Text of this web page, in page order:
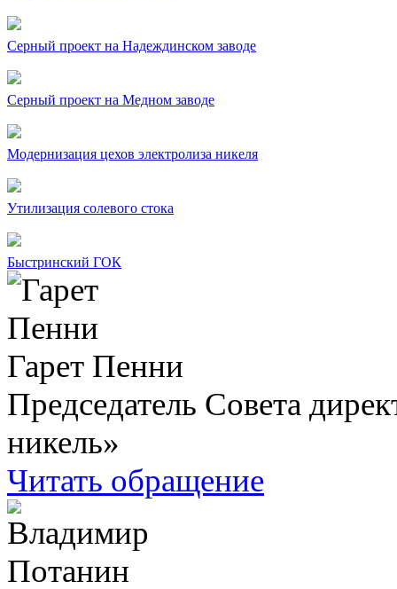
Серный проект на Надеждинском заводе
Серный проект на Медном заводе
Модернизация цехов электролиза никеля
Утилизация солевого стока
Быстринский ГОК
Гарет Пенни
Председатель Совета
никель»
Читать обращение